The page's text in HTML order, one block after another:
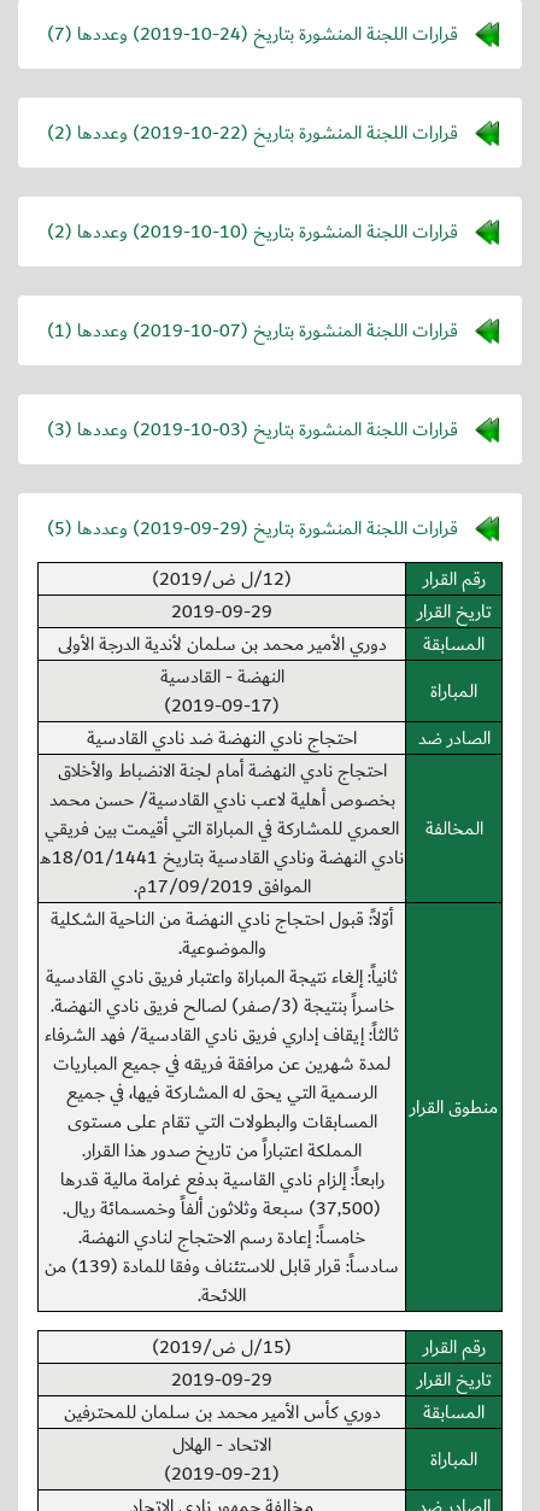
قرارات اللجنة المنشورة بتاريخ (2019-10-24) وعددها (7)
قرارات اللجنة المنشورة بتاريخ (2019-10-22) وعددها (2)
قرارات اللجنة المنشورة بتاريخ (2019-10-10) وعددها (2)
قرارات اللجنة المنشورة بتاريخ (2019-10-07) وعددها (1)
قرارات اللجنة المنشورة بتاريخ (2019-10-03) وعددها (3)
قرارات اللجنة المنشورة بتاريخ (2019-09-29) وعددها (5)
رقم القرار
(12/ل ض/2019)
تاريخ القرار
2019-09-29
المسابقة
دوري الأمير محمد بن سلمان لأندية الدرجة الأولى
المباراة
النهضة - القادسية
(2019-09-17)
الصادر ضد
احتجاج نادي النهضة ضد نادي القادسية
المخالفة
احتجاج نادي النهضة أمام لجنة الانضباط والأخلاق
بخصوص أهلية لاعب نادي القادسية/ حسن محمد
العمري للمشاركة في المباراة التي أقيمت بين فريقي
نادي النهضة ونادي القادسية بتاريخ 18/01/1441هـ
الموافق 17/09/2019م.
منطوق القرار
أوّلاً: قبول احتجاج نادي النهضة من الناحية الشكلية
والموضوعية.
ثانياً: إلغاء نتيجة المباراة واعتبار فريق نادي القادسية
خاسراً بنتيجة (3/صفر) لصالح فريق نادي النهضة.
ثالثاً: إيقاف إداري فريق نادي القادسية/ فهد الشرفاء
لمدة شهرين عن مرافقة فريقه في جميع المباريات
الرسمية التي يحق له المشاركة فيها، في جميع
المسابقات والبطولات التي تقام على مستوى
المملكة اعتباراً من تاريخ صدور هذا القرار.
رابعاً: إلزام نادي القاسية بدفع غرامة مالية قدرها
(37,500) سبعة وثلاثون ألفاً وخمسمائة ريال.
خامساً: إعادة رسم الاحتجاج لنادي النهضة.
سادساً: قرار قابل للاستئناف وفقا للمادة (139) من
اللائحة.
رقم القرار
(15/ل ض/2019)
تاريخ القرار
2019-09-29
المسابقة
دوري كأس الأمير محمد بن سلمان للمحترفين
المباراة
الاتحاد - الهلال
(2019-09-21)